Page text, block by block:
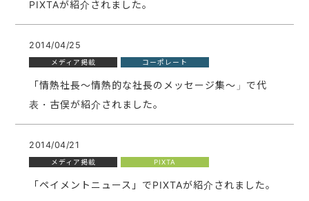
PIXTAが紹介されました。
2014/04/25
メディア掲載 コーポレート
「情熱社長～情熱的な社長のメッセージ集～」で代
表・古俣が紹介されました。
2014/04/21
メディア掲載 PIXTA
「ペイメントニュース」でPIXTAが紹介されました。